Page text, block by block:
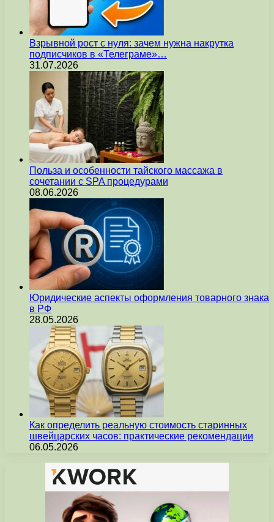
Взрывной рост с нуля: зачем нужна накрутка
подписчиков в «Телеграме»…
31.07.2026
Польза и особенности тайского массажа в
сочетании с SPA процедурами
08.06.2026
Юридические аспекты оформления товарного знака
в РФ
28.05.2026
Как определить реальную стоимость старинных
швейцарских часов: практические рекомендации
06.05.2026